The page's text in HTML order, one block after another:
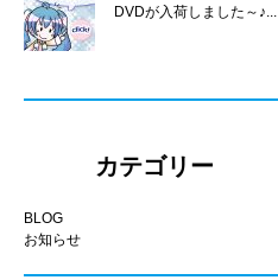
DVDが入荷しました～♪...
カテゴリー
BLOG
お知らせ